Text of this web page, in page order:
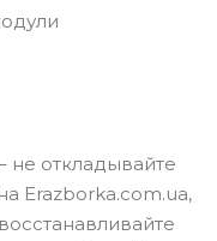
не откладывайте
Erazborka.com.ua,